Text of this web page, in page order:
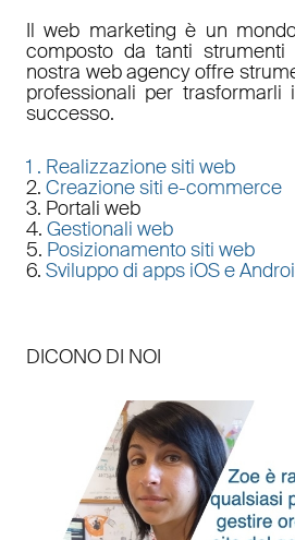
Ilweb marketing è un
composto da tanti strumenti
nostra web agencyoffre
professionali per
successo.
1 . Realizzazione siti web
2. Creazione siti e-commerce
3. Portali web
4. Gestionali web
5. Posizionamento siti web
6. Sviluppo di apps iOS e
DICONO DI NOI